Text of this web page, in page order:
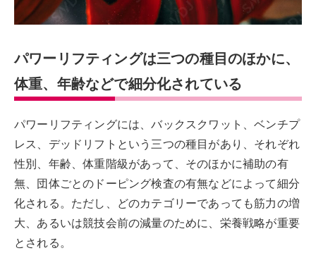
パワーリフティングは三つの種目のほかに、
体重、年齢などで細分化されている
パワーリフティングには、バックスクワット、ベンチプ
レス、デッドリフトという三つの種目があり、それぞれ
性別、年齢、体重階級があって、そのほかに補助の有
無、団体ごとのドーピング検査の有無などによって細分
化される。ただし、どのカテゴリーであっても筋力の増
大、あるいは競技会前の減量のために、栄養戦略が重要
とされる。